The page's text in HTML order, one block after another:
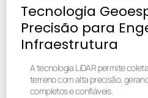
Tecnologia
Precisão para
Infraestrutura
A tecnologia LiDAR permite
terreno com alta precisão,
completos e confiáveis.